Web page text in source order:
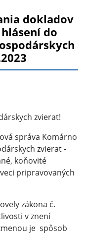
dokladov
do
zvierat!
správa Komárno
zvierat -
koňovité
pripravovaných
zákona č.
v znení
je spôsob